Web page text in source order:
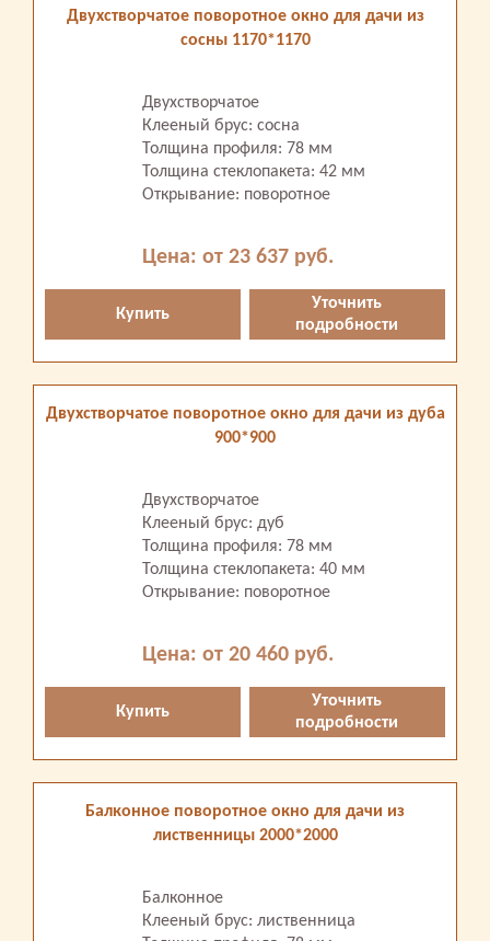
Двухстворчатое поворотное окно для дачи из
сосны 1170*1170
Двухстворчатое
Клееный брус: сосна
Толщина профиля: 78 мм
Толщина стеклопакета: 42 мм
Открывание: поворотное
Цена: от 23 637 руб.
Купить
Уточнить
подробности
Двухстворчатое поворотное окно для дачи из дуба
900*900
Двухстворчатое
Клееный брус: дуб
Толщина профиля: 78 мм
Толщина стеклопакета: 40 мм
Открывание: поворотное
Цена: от 20 460 руб.
Купить
Уточнить
подробности
Балконное поворотное окно для дачи из
лиственницы 2000*2000
Балконное
Клееный брус: лиственница